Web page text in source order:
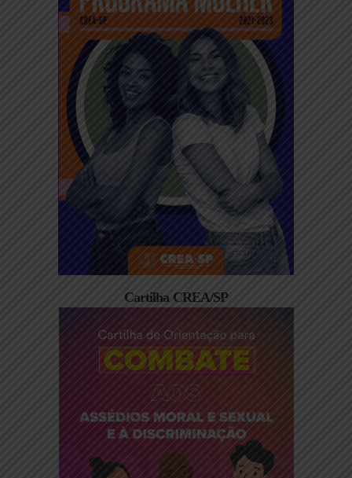
Cartilha CREA/SP